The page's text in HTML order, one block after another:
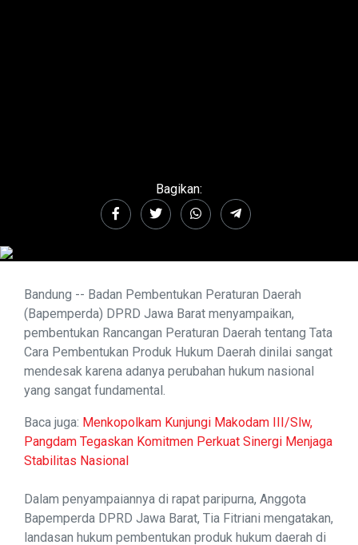
Bagikan:
Bandung -- Badan Pembentukan Peraturan Daerah
(Bapemperda) DPRD Jawa Barat menyampaikan,
pembentukan Rancangan Peraturan Daerah tentang Tata
Cara Pembentukan Produk Hukum Daerah dinilai sangat
mendesak karena adanya perubahan hukum nasional
yang sangat fundamental.
Baca juga: Menkopolkam Kunjungi Makodam III/Slw,
Pangdam Tegaskan Komitmen Perkuat Sinergi Menjaga
Stabilitas Nasional
Dalam penyampaiannya di rapat paripurna, Anggota
Bapemperda DPRD Jawa Barat, Tia Fitriani mengatakan,
landasan hukum pembentukan produk hukum daerah di